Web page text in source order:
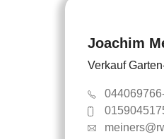
Joachim
Verkauf